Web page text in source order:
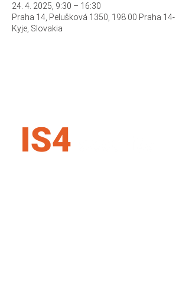
24. 4. 2025, 9:30 – 16:30
Praha 14, Pelušková 1350, 198 00 Praha 14-
Kyje, Slovakia